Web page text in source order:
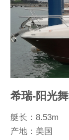
希瑞-阳光
艇长：8.53m
产地：美国